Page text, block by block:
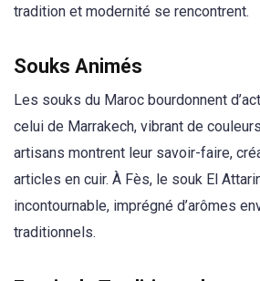
tradition et modernité se rencontrent.
Souks Animés
Les souks du Maroc bourdonnent
celui de Marrakech, vibrant de
artisans montrent leur savoir-faire,
articles en cuir. À Fès, le souk El
incontournable, imprégné d’arômes
traditionnels.